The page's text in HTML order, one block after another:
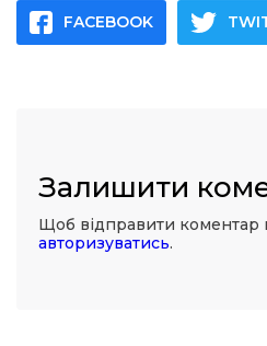
FACEBOOK
Залишити
Щоб відправити коментар
авторизуватись.